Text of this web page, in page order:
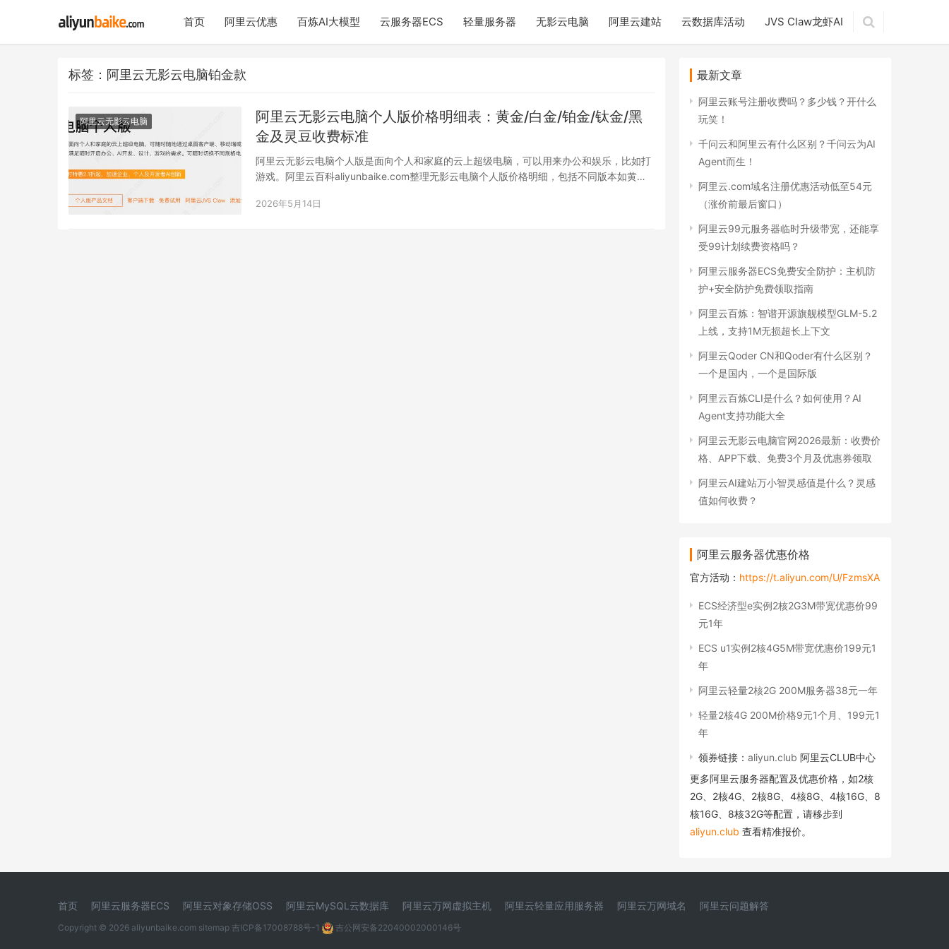
首页 阿里云优惠 百炼AI大模型 云服务器ECS 轻量服务器 无影云电脑 阿里云建站 云数据库活动 JVS Claw龙虾AI
标签：阿里云无影云电脑铂金款
阿里云无影云电脑
阿里云无影云电脑个人版价格明细表：黄金/白金/铂金/钛金/黑
金及灵豆收费标准
阿里云无影云电脑个人版是面向个人和家庭的云上超级电脑，可以用来办公和娱乐，比如打
游戏。阿里云百科aliyunbaike.com整理无影云电脑个人版价格明细，包括不同版本如黄金
2026年5月14日
最新文章
阿里云账号注册收费吗？多少钱？开什么
玩笑！
千问云和阿里云有什么区别？千问云为AI
Agent而生！
阿里云.com域名注册优惠活动低至54元
（涨价前最后窗口）
阿里云99元服务器临时升级带宽，还能享
受99计划续费资格吗？
阿里云服务器ECS免费安全防护：主机防
护+安全防护免费领取指南
阿里云百炼：智谱开源旗舰模型GLM-5.2
上线，支持1M无损超长上下文
阿里云Qoder CN和Qoder有什么区别？
一个是国内，一个是国际版
阿里云百炼CLI是什么？如何使用？AI
Agent支持功能大全
阿里云无影云电脑官网2026最新：收费价
格、APP下载、免费3个月及优惠券领取
阿里云AI建站万小智灵感值是什么？灵感
值如何收费？
阿里云服务器优惠价格
官方活动： https://t.aliyun.com/U/FzmsXA
ECS经济型e实例2核2G3M带宽优惠价99
元1年
ECS u1实例2核4G5M带宽优惠价199元1
年
阿里云轻量2核2G 200M服务器38元一年
轻量2核4G 200M价格9元1个月、199元1
年
领券链接： aliyun.club 阿里云CLUB中心
更多阿里云服务器配置及优惠价格，如2核
2G、2核4G、2核8G、4核8G、4核16G、8
核16G、8核32G等配置，请移步到
aliyun.club 查看精准报价。
首页 阿里云服务器ECS 阿里云对象存储OSS 阿里云MySQL云数据库 阿里云万网虚拟主机 阿里云轻量应用服务器 阿里云万网域名 阿里云问题解答
Copyright © 2026 aliyunbaike.com sitemap 吉ICP备17008788号-1 吉公网安备22040002000146号